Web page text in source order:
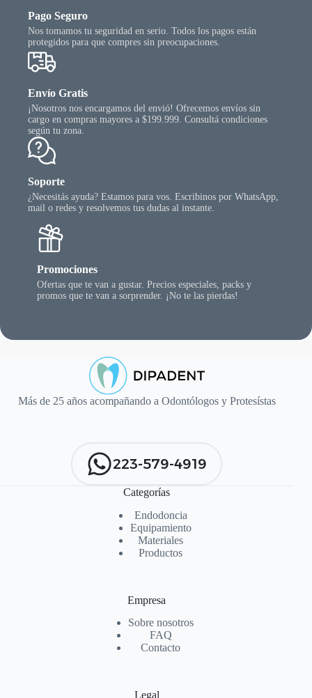
Pago Seguro
Nos tomamos tu seguridad en serio. Todos los pagos están
protegidos para que compres sin preocupaciones.
Envío Gratis
¡Nosotros nos encargamos del envió! Ofrecemos envíos sin
cargo en compras mayores a $199.999. Consultá condiciones
según tu zona.
Soporte
¿Necesitás ayuda? Estamos para vos. Escribinos por WhatsApp,
mail o redes y resolvemos tus dudas al instante.
Promociones
Ofertas que te van a gustar. Precios especiales, packs y
promos que te van a sorprender. ¡No te las pierdas!
Más de 25 años acompañando a Odontólogos y Protesístas
223-579-4919
Categorías
Endodoncia
Equipamiento
Materiales
Productos
Empresa
Sobre nosotros
FAQ
Contacto
Legal